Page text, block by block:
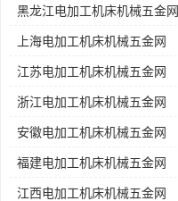
黑龙江电加工机床机械五金网
上海电加工机床机械五金网
江苏电加工机床机械五金网
浙江电加工机床机械五金网
安徽电加工机床机械五金网
福建电加工机床机械五金网
江西电加工机床机械五金网